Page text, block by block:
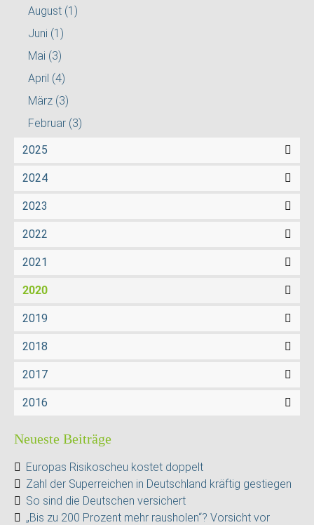
August (1)
Juni (1)
Mai (3)
April (4)
März (3)
Februar (3)
2025
2024
2023
2022
2021
2020
2019
2018
2017
2016
Neueste Beiträge
Europas Risikoscheu kostet doppelt
Zahl der Superreichen in Deutschland kräftig gestiegen
So sind die Deutschen versichert
„Bis zu 200 Prozent mehr rausholen“? Vorsicht vor